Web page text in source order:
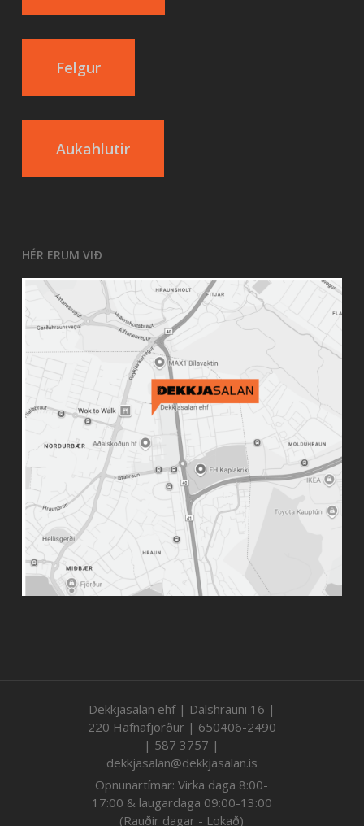
Felgur
Aukahlutir
HÉR ERUM VIÐ
Dekkjasalan ehf | Dalshrauni 16 |
220 Hafnafjörður | 650406-2490
| 587 3757 |
dekkjasalan@dekkjasalan.is
Opnunartímar: Virka daga 8:00-
17:00 & laugardaga 09:00-13:00
(Rauðir dagar - Lokað)